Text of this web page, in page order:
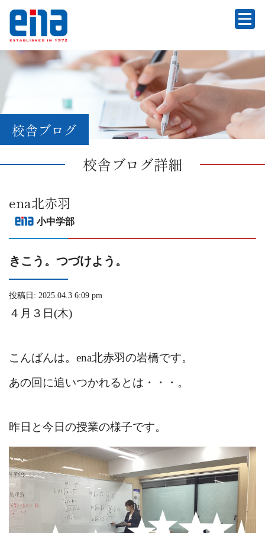
校舎ブログ
校舎ブログ詳細
ena北赤羽
小中学部
きこう。つづけよう。
投稿日: 2025.04.3 6:09 pm
４月３日(木)
こんばんは。ena北赤羽の岩橋です。
あの回に追いつかれるとは・・・。
昨日と今日の授業の様子です。